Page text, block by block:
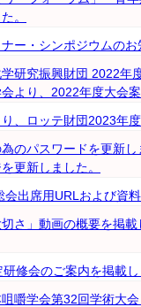
。
ー・シンポジウムの
学研究振興財団 2022
より、2022年度大会
、ロッテ財団2023年
のパスワードを更新し
更新しました。
会出席用URLおよび資
切さ」動画の概要を掲
修会のご案内を掲載
咀嚼学会第32回学術